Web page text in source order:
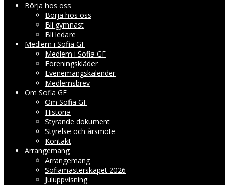
Börja hos oss
Börja hos oss
Bli gymnast
Bli ledare
Medlem i Sofia GF
Medlem i Sofia GF
Föreningskläder
Evenemangskalender
Medlemsbrev
Om Sofia GF
Om Sofia GF
Historia
Styrande dokument
Styrelse och årsmöte
Kontakt
Arrangemang
Arrangemang
Sofiamästerskapet 2026
Juluppvisning